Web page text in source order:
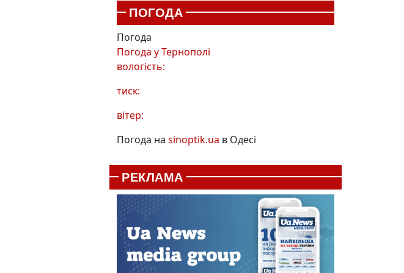
ПОГОДА
Погода
Погода уТернополі
вологість:
тиск:
вітер:
Погода на sinoptik.ua в Одесі
РЕКЛАМА